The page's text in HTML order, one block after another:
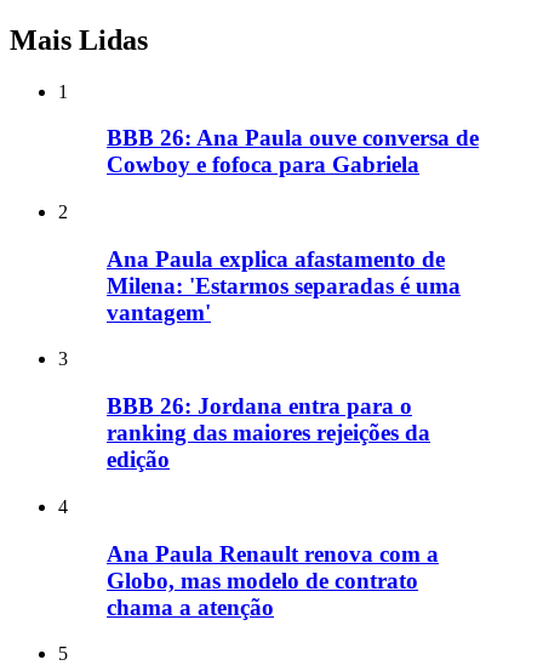
Mais Lidas
1
BBB 26: Ana Paula ouve conversa de
Cowboy e fofoca para Gabriela
2
Ana Paula explica afastamento de
Milena: 'Estarmos separadas é uma
vantagem'
3
BBB 26: Jordana entra para o
ranking das maiores rejeições da
edição
4
Ana Paula Renault renova com a
Globo, mas modelo de contrato
chama a atenção
5